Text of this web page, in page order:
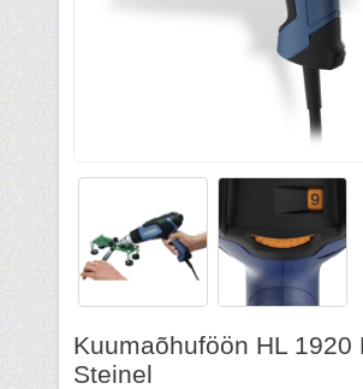
Kuumaõhuföön HL 1920
Steinel